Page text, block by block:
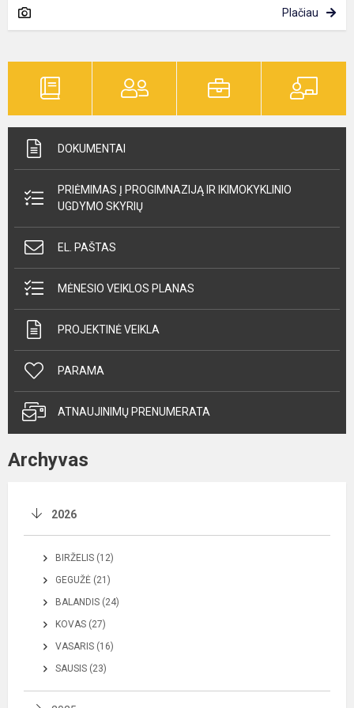
Plačiau
DOKUMENTAI
PRIĖMIMAS Į PROGIMNAZIJĄ IR IKIMOKYKLINIO
UGDYMO SKYRIŲ
EL. PAŠTAS
MĖNESIO VEIKLOS PLANAS
PROJEKTINĖ VEIKLA
PARAMA
ATNAUJINIMŲ PRENUMERATA
Archyvas
2026
BIRŽELIS (12)
GEGUŽĖ (21)
BALANDIS (24)
KOVAS (27)
VASARIS (16)
SAUSIS (23)